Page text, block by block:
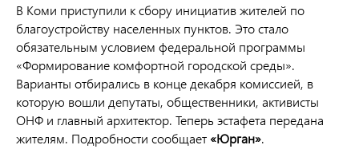
В Коми приступили к сбору инициатив жителей по
благоустройству населенных пунктов. Это стало
обязательным условием федеральной программы
«Формирование комфортной городской среды».
Варианты отбирались в конце декабря комиссией, в
которую вошли депутаты, общественники, активисты
ОНФ и главный архитектор. Теперь эстафета передана
жителям. Подробности сообщает «Юрган».